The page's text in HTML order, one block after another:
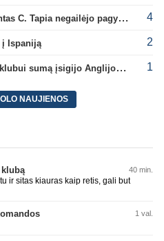
Argentinos federacijos prezidentas C. Tapia negailėjo pagyrų G. Infantino 4
į Ispaniją 2
Oficialu: „Leeds“ už rekordinę klubui sumą įsigijo Anglijos rinktinės vartininką 1
NAUJIENOS
40 min.
ir sitas kiauras kaip retis, gali but
1 val.